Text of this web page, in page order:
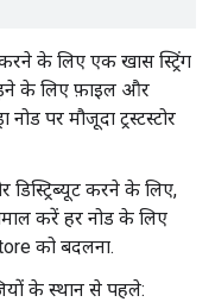
करने के लिए एक खास स्ट्रिंग
के लिए फ़ाइल और
नोड पर मौजूदा ट्रस्टस्टोर
डिस्ट्रिब्यूट करने के लिए,
करें हर नोड के लिए
को बदलना.
के स्थान से पहले: